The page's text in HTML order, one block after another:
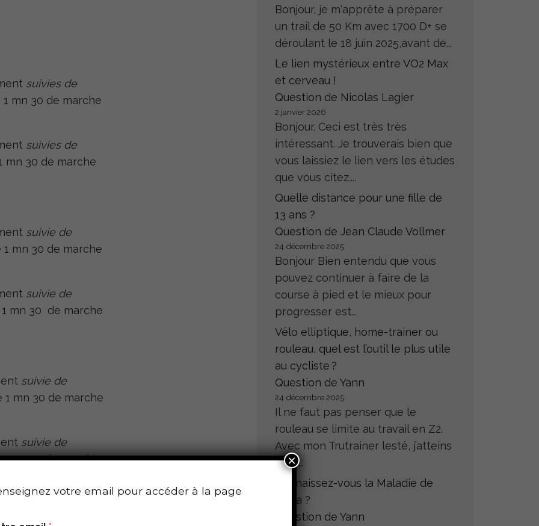
suivies de
mn 30 de marche
suivies de
mn 30 de marche
suivie de
mn 30 de marche
suivie de
mn 30 de marche
suivie de
mn 30 de marche
suivie de
mn 30 de marche
Bonjour, je m'apprête à préparer
un trail de 50 Km avec 1700 D+ se
déroulant le 18 juin 2025,avant de...
Le lien mystérieux entre VO2 Max
et cerveau !
Question de Nicolas Lagier
2 janvier 2026
Bonjour. Ceci est très très
intéressant. Je trouverais bien que
vous laissiez le lien vers les études
que vous citez....
Quelle distance pour une fille de
13 ans ?
Question de Jean Claude Vollmer
24 décembre 2025
Bonjour Bien entendu que vous
pouvez continuer à faire de la
course à pied et le mieux pour
progresser est...
Vélo elliptique, home-trainer ou
rouleau, quel est l’outil le plus utile
au cycliste ?
Question de Yann
24 décembre 2025
Il ne faut pas penser que le
rouleau se limite au travail en Z2.
Avec mon Trutrainer lesté, j’atteins
sans...
Connaissez-vous la Maladie de
Hoffa ?
Question de Yann
votre email pour accéder à la page
×